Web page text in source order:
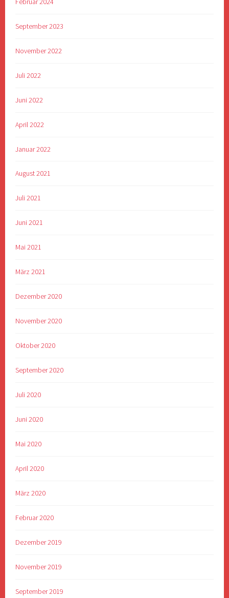
September 2023
November 2022
Juli 2022
Juni 2022
April 2022
Januar 2022
August 2021
Juli 2021
Juni 2021
Mai 2021
März 2021
Dezember 2020
November 2020
Oktober 2020
September 2020
Juli 2020
Juni 2020
Mai 2020
April 2020
März 2020
Februar 2020
Dezember 2019
November 2019
September 2019